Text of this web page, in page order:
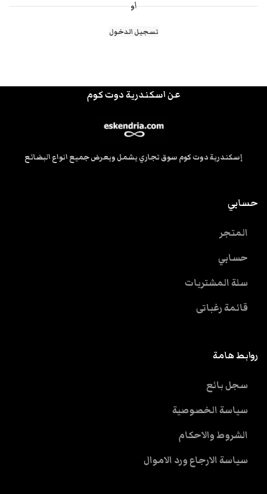
أو
تسجيل الدخول
عن اسكندرية دوت كوم
إسكندرية دوت كوم سوق تجاري يشمل ويعرض جميع انواع البضائع
حسابي
المتجر
حسابي
سلة المشتريات
قائمة رغباتى
روابط هامة
سجل بائع
سياسة الخصوصية
الشروط والاحكام
سياسة الارجاع ورد الاموال